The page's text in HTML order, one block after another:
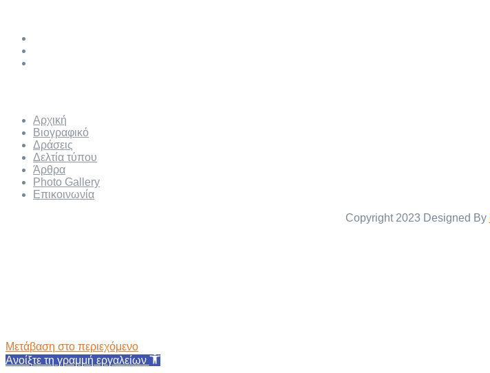
Αρχική
Βιογραφικό
Δράσεις
Δελτία τύπου
Άρθρα
Photo Gallery
Επικοινωνία
Copyright 2023 Designed By
Μετάβαση στο περιεχόμενο
Ανοίξτε τη γραμμή εργαλείων